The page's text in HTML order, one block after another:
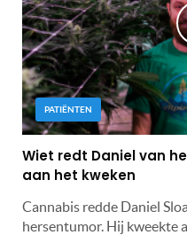
PATIËNTEN
Wiet redt Daniel van
aan het kweken
Cannabis redde Daniel
hersentumor. Hij kweekte